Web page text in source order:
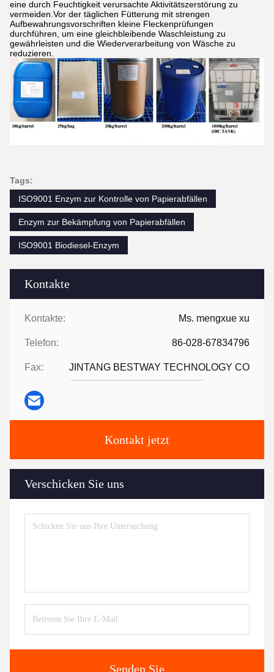
Kontakte
Kontakte: Ms. mengxue xu
Telefon: 86-028-67834796
Fax: JINTANG BESTWAY TECHNOLOGY CO
Kontakt jetzt
Verschicken Sie uns
Senden Sie
eine durch Feuchtigkeit verursachte Aktivitätszerstörung zu
vermeiden.Vor der täglichen Fütterung mit strengen
Aufbewahrungsvorschriften kleine Fleckenprüfungen
durchführen, um eine gleichbleibende Waschleistung zu
gewährleisten und die Wiederverarbeitung von Wäsche zu
reduzieren.
Tags:
ISO9001 Enzym zur Kontrolle von Papierabfällen
Enzym zur Bekämpfung von Papierabfällen
ISO9001 Biodiesel-Enzym